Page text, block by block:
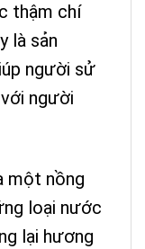
thậm chí
là sản
người sử
người
một nồng
loại nước
lại hương